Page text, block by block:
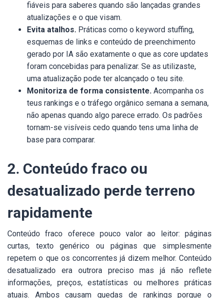
fiáveis para saberes quando são lançadas grandes
atualizações e o que visam.
Evita atalhos. Práticas como o keyword stuffing,
esquemas de links e conteúdo de preenchimento
gerado por IA são exatamente o que as core updates
foram concebidas para penalizar. Se as utilizaste,
uma atualização pode ter alcançado o teu site.
Monitoriza de forma consistente. Acompanha os
teus rankings e o tráfego orgânico semana a semana,
não apenas quando algo parece errado. Os padrões
tornam-se visíveis cedo quando tens uma linha de
base para comparar.
2. Conteúdo fraco ou
desatualizado perde terreno
rapidamente
Conteúdo fraco oferece pouco valor ao leitor: páginas
curtas, texto genérico ou páginas que simplesmente
repetem o que os concorrentes já dizem melhor. Conteúdo
desatualizado era outrora preciso mas já não reflete
informações, preços, estatísticas ou melhores práticas
atuais. Ambos causam quedas de rankings porque o